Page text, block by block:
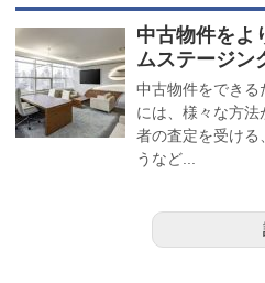
中古物件をよ
ムステージン
中古物件をできる
には、様々な方
者の査定を受ける
うなど...